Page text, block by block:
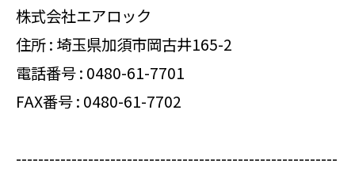
株式会社エアロック
住所 : 埼玉県加須市岡古井165-2
電話番号 : 0480-61-7701
FAX番号 : 0480-61-7702
----------------------------------------------------------